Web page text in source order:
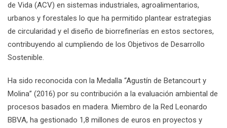
de Vida (ACV) en sistemas industriales, agroalimentarios,
urbanos y forestales lo que ha permitido plantear estrategias
de circularidad y el diseño de biorrefinerías en estos sectores,
contribuyendo al cumpliendo de los Objetivos de Desarrollo
Sostenible.
Ha sido reconocida con la Medalla “Agustín de Betancourt y
Molina” (2016) por su contribución a la evaluación ambiental de
procesos basados en madera. Miembro de la Red Leonardo
BBVA, ha gestionado 1,8 millones de euros en proyectos y